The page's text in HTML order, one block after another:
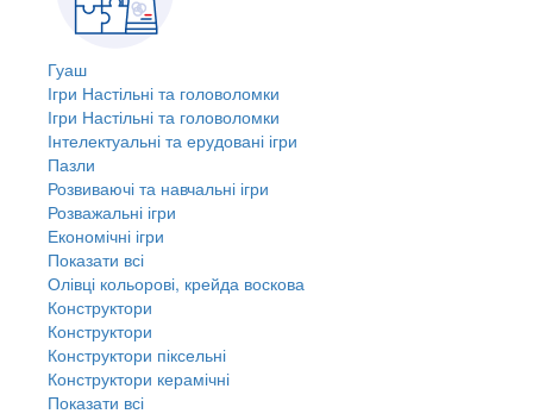
Гуаш
Ігри Настільні та головоломки
Ігри Настільні та головоломки
Інтелектуальні та ерудовані ігри
Пазли
Розвиваючі та навчальні ігри
Розважальні ігри
Економічні ігри
Показати всі
Олівці кольорові, крейда воскова
Конструктори
Конструктори
Конструктори піксельні
Конструктори керамічні
Показати всі